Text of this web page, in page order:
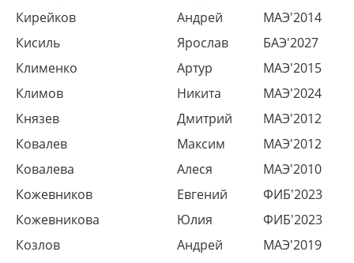
Кирейков
Андрей
МАЭ'2014
Кисиль
Ярослав
БАЭ'2027
Клименко
Артур
МАЭ'2015
Климов
Никита
МАЭ'2024
Князев
Дмитрий
МАЭ'2012
Ковалев
Максим
МАЭ'2012
Ковалева
Алеся
МАЭ'2010
Кожевников
Евгений
ФИБ'2023
Кожевникова
Юлия
ФИБ'2023
Козлов
Андрей
МАЭ'2019